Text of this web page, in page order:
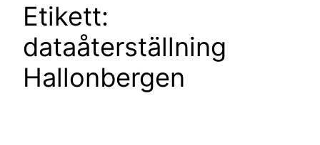
Etikett:
dataåterställning
Hallonbergen